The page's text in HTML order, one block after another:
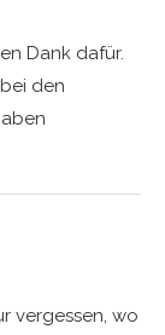
Dank dafür.
den
vergessen, wo